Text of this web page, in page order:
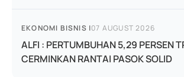
EKONOMI BISNIS |07 AUGUST 2026
ALFI : PERTUMBUHAN 5,29 PERSEN
CERMINKAN RANTAI PASOK SOLID